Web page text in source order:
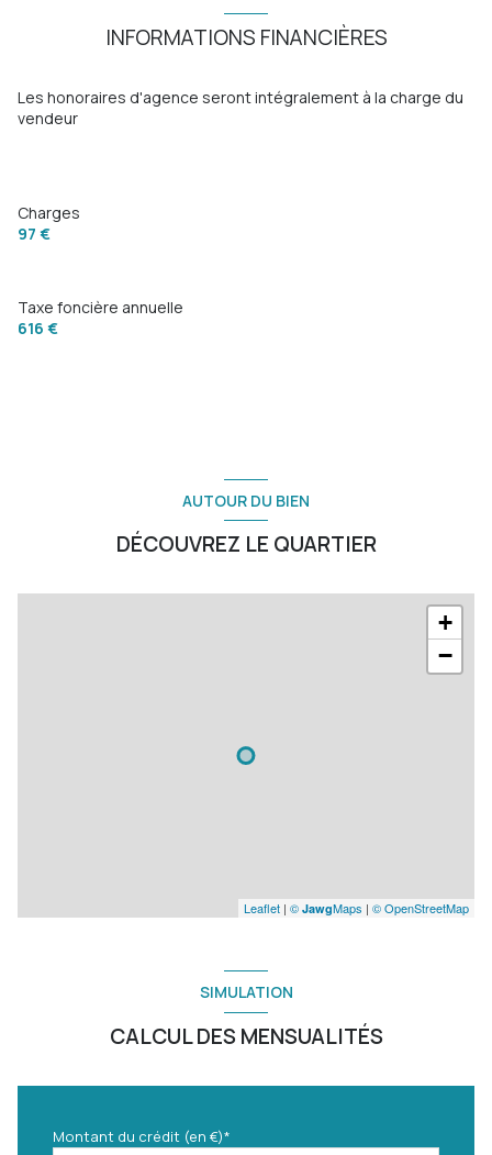
INFORMATIONS FINANCIÈRES
Les honoraires d'agence seront intégralement à la charge du
vendeur
Charges
97 €
Taxe foncière annuelle
616 €
AUTOUR DU BIEN
DÉCOUVREZ LE QUARTIER
+
−
Leaflet | © JawgMaps | © OpenStreetMap
SIMULATION
CALCUL DES MENSUALITÉS
Montant du crédit (en €)*